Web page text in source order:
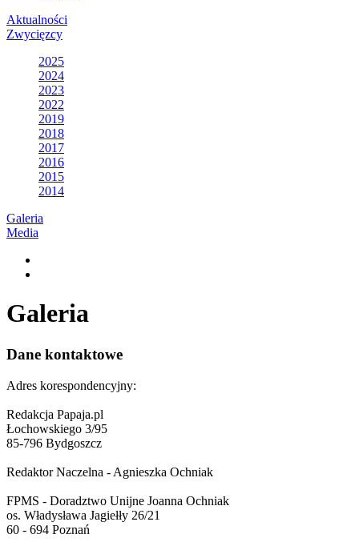
Aktualności
Zwycięzcy
2025
2024
2023
2022
2019
2018
2017
2016
2015
2014
Galeria
Media
Galeria
Dane kontaktowe
Adres korespondencyjny:
Redakcja Papaja.pl
Łochowskiego 3/95
85-796 Bydgoszcz
Redaktor Naczelna - Agnieszka Ochniak
FPMS - Doradztwo Unijne Joanna Ochniak
os. Władysława Jagiełły 26/21
60 - 694 Poznań